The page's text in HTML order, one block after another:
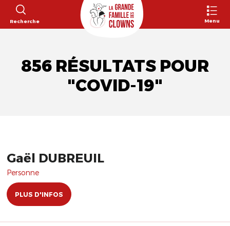
Recherche Menu
856 RÉSULTATS POUR
"COVID-19"
Gaël DUBREUIL
Personne
PLUS D'INFOS